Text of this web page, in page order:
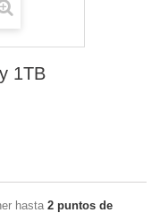
1TB
hasta 2 puntos de